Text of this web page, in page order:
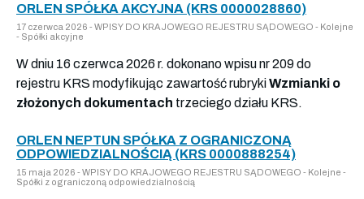
ORLEN SPÓŁKA AKCYJNA (KRS 0000028860)
17 czerwca 2026 - WPISY DO KRAJOWEGO REJESTRU SĄDOWEGO - Kolejne
- Spółki akcyjne
W dniu 16 czerwca 2026 r. dokonano wpisu nr 209 do
rejestru KRS modyfikując zawartość rubrykiWzmianki o
złożonych dokumentach trzeciego działu KRS.
ORLEN NEPTUN SPÓŁKA Z OGRANICZONĄ
ODPOWIEDZIALNOŚCIĄ (KRS 0000888254)
15 maja 2026 - WPISY DO KRAJOWEGO REJESTRU SĄDOWEGO - Kolejne -
Spółki z ograniczoną odpowiedzialnością